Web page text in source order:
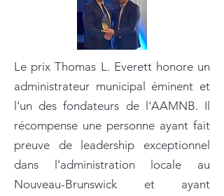
Le prix Thomas L. Everett honore un
administrateur municipal éminent et
l'un des fondateurs de l'AAMNB. Il
récompense une personne ayant fait
preuve de leadership exceptionnel
dans l'administration locale au
Nouveau-Brunswick et ayant